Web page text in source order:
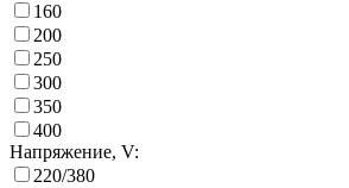
160
200
250
300
350
400
Напряжение, V:
220/380